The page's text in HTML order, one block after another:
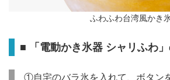
ふわふわ台湾風かき
■ 「電動かき氷器 シャリふわ
①自宅のバラ氷を入れて、ボタン